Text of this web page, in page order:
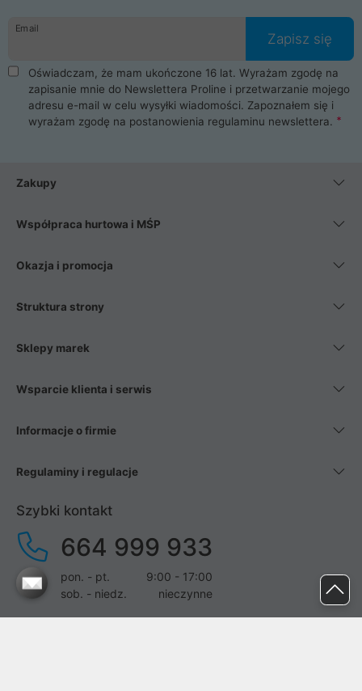
Email
Zapisz się
Oświadczam, że mam ukończone 16 lat. Wyrażam zgodę na
zapisanie mnie do Newslettera Proline i przetwarzanie mojego
adresu e-mail w celu wysyłki wiadomości. Zapoznałem się i
wyrażam zgodę na postanowienia regulaminu newslettera.
Zakupy
Współpraca hurtowa i MŚP
Okazja i promocja
Struktura strony
Sklepy marek
Wsparcie klienta i serwis
Informacje o firmie
Regulaminy i regulacje
Szybki kontakt
664 999 933
pon. - pt.
9:00 - 17:00
sob. - niedz.
nieczynne